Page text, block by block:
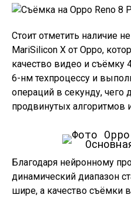
Стоит отметить наличие
MariSilicon X от Oppo,
качество видео и съёмку
6-нм техпроцессу и
операций в секунду, чего
продвинутых алгоритмов
Благодаря нейронному
динамический диапазон
шире, а качество съёмки